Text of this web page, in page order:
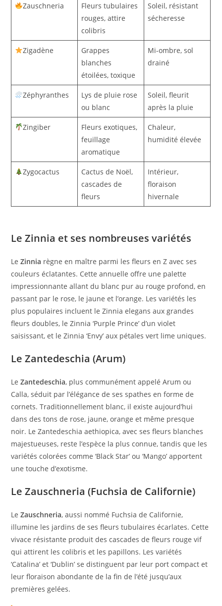
Zauschneria
Fleurs tubulaires
rouges, attire
colibris
Soleil, résistant
sécheresse
Zigadène
Grappes
blanches
étoilées, toxique
Mi-ombre, sol
drainé
Zéphyranthes
Lys de pluie rose
ou blanc
Soleil, fleurit
après la pluie
Zingiber
Fleurs exotiques,
feuillage
aromatique
Chaleur,
humidité élevée
Zygocactus
Cactus de Noël,
cascades de
fleurs
Intérieur,
floraison
hivernale
Le Zinnia et ses nombreuses variétés
LeZinnia règne en maître parmi les fleurs en Z avec ses
couleurs éclatantes. Cette annuelle offre une palette
impressionnante allant du blanc pur au rouge profond, en
passant par le rose, le jaune et l’orange. Les variétés les
plus populaires incluent le Zinnia elegans aux grandes
fleurs doubles, le Zinnia ‘Purple Prince’ d’un violet
saisissant, et le Zinnia ‘Envy’ aux pétales vert lime uniques.
Le Zantedeschia (Arum)
LeZantedeschia, plus communément appelé Arum ou
Calla, séduit par l’élégance de ses spathes en forme de
cornets. Traditionnellement blanc, il existe aujourd’hui
dans des tons de rose, jaune, orange et même presque
noir. Le Zantedeschia aethiopica, avec ses fleurs blanches
majestueuses, reste l’espèce la plus connue, tandis que les
variétés colorées comme ‘Black Star’ ou ‘Mango’ apportent
une touche d’exotisme.
Le Zauschneria (Fuchsia de Californie)
LeZauschneria, aussi nommé Fuchsia de Californie,
illumine les jardins de ses fleurs tubulaires écarlates. Cette
vivace résistante produit des cascades de fleurs rouge vif
qui attirent les colibris et les papillons. Les variétés
‘Catalina’ et ‘Dublin’ se distinguent par leur port compact et
leur floraison abondante de la fin de l’été jusqu’aux
premières gelées.